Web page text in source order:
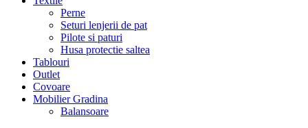
Perne
Seturi lenjerii de pat
Pilote si paturi
Husa protectie saltea
Tablouri
Outlet
Covoare
Mobilier Gradina
Balansoare